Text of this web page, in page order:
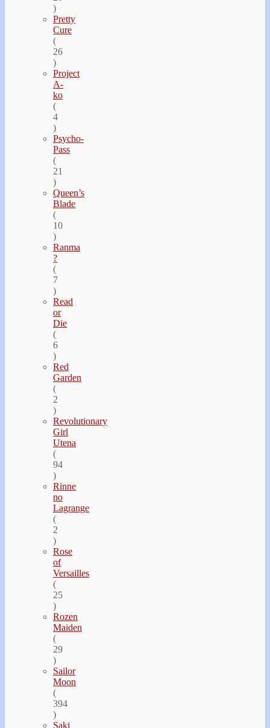
)
Pretty
Cure
(
26
)
Project
A-
ko
(
4
)
Psycho-
Pass
(
21
)
Queen’s
Blade
(
10
)
Ranma
?
(
7
)
Read
or
Die
(
6
)
Red
Garden
(
2
)
Revolutionary
Girl
Utena
(
94
)
Rinne
no
Lagrange
(
2
)
Rose
of
Versailles
(
25
)
Rozen
Maiden
(
29
)
Sailor
Moon
(
394
)
Saki